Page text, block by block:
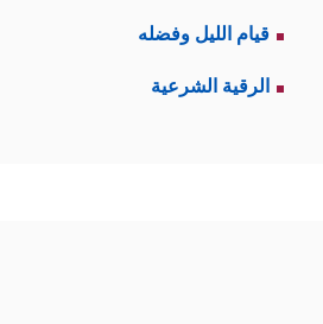
قيام الليل وفضله
الرقية الشرعية